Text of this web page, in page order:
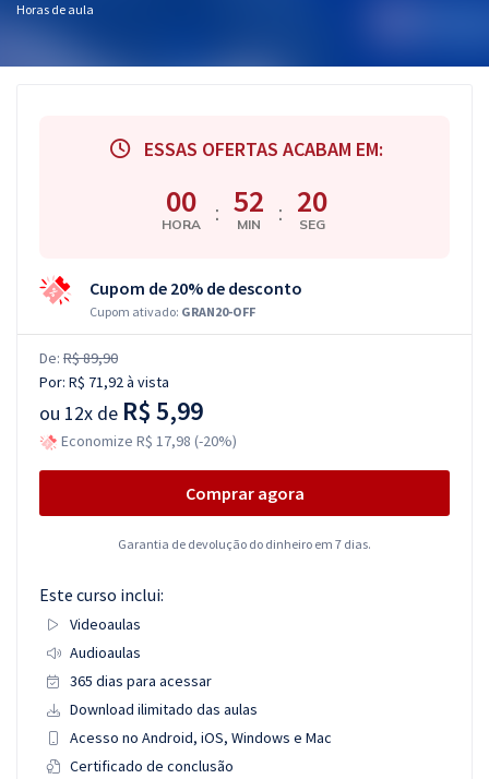
Horas de aula
ESSAS OFERTAS ACABAM EM:
00
HORA : 52
MIN : 19
SEG
Cupom de 20% de desconto
Cupom ativado: GRAN20-OFF
De: R$ 89,90
Por: R$ 71,92à vista
ou 12x de R$ 5,99
Economize R$ 17,98 (-20%)
Comprar agora
Garantia de devolução do dinheiro em 7 dias.
Este curso inclui:
Videoaulas
Audioaulas
365 dias para acessar
Download ilimitado das aulas
Acesso no Android, iOS, Windows e Mac
Certificado de conclusão